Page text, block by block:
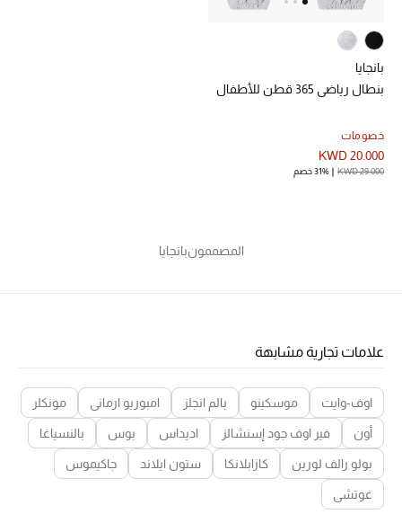
مستحضرات العناية
مستحضرات الاستحمام والعناية بالجسم
الصحة والعافية
ماركات جديدة للجمال
تسوقوا أحدث الماركات
بانجايا
بنطال رياضي 365 قطن للأطفال
خصومات
KWD 20.000
KWD 29.000 31% خصم
المصممونبانجايا
علامات تجارية مشابهة
اوف-وايت موسكينو بالم انجلز امبوريو ارماني مونكلر
أون فير اوف جود إسنشالز اديداس بوس بالنسياغا
بولو رالف لورين كازابلانكا ستون ايلاند جاكيموس
غوتشي